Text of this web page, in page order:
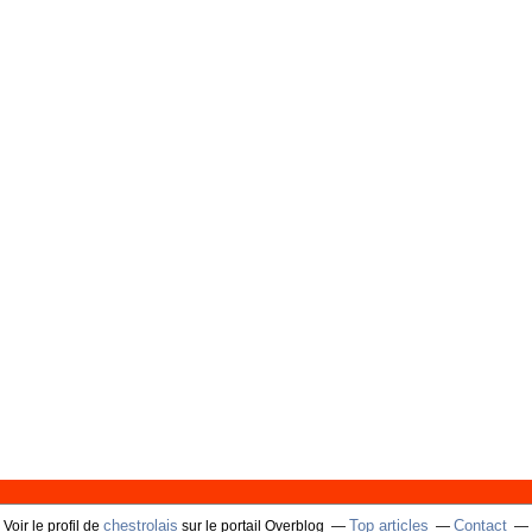
Voir le profil de chestrolais sur le portail Overblog Top articles Contact